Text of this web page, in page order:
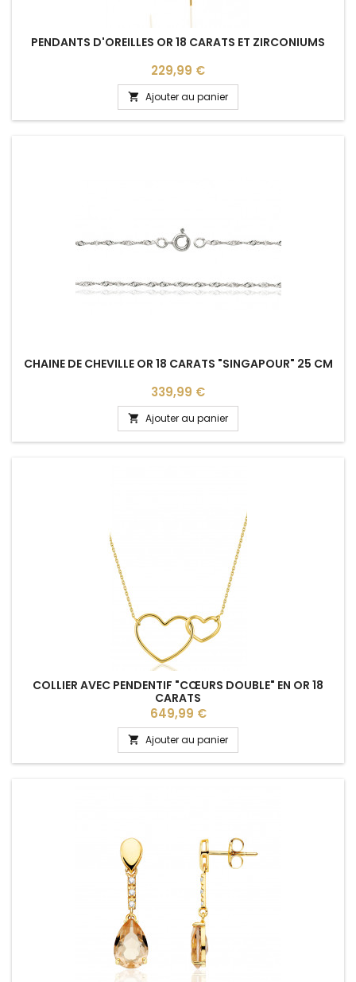
PENDANTS D'OREILLES OR 18 CARATS ET ZIRCONIUMS
Prix
229,99 €
 Ajouter au panier
CHAINE DE CHEVILLE OR 18 CARATS "SINGAPOUR" 25 CM
Prix
339,99 €
 Ajouter au panier
COLLIER AVEC PENDENTIF "CŒURS DOUBLE" EN OR 18
CARATS
Prix
649,99 €
 Ajouter au panier